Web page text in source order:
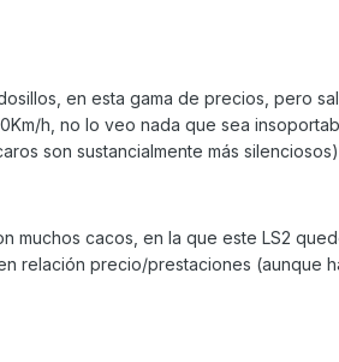
en esta gama de precios, pero
h, no lo veo nada que sea
son sustancialmente más
muchos cacos, en la que este LS2
relación precio/prestaciones (aunque